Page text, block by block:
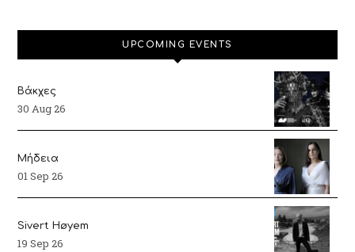
UPCOMING EVENTS
Βάκχες
30 Aug 26
Μήδεια
01 Sep 26
Sivert Høyem
19 Sep 26